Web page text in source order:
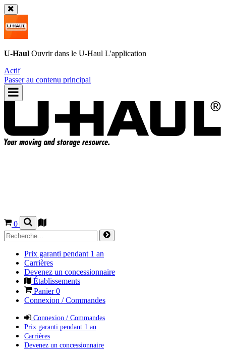
U-Haul Ouvrir dans le U-Haul L'application
Actif
Passer au contenu principal
0
Prix garanti pendant 1 an
Carrières
Devenez un concessionnaire
Établissements
Panier0
Connexion / Commandes
Connexion / Commandes
Prix garanti pendant 1 an
Carrières
Devenez un concessionnaire